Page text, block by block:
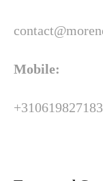
Mobile:
+310619827183